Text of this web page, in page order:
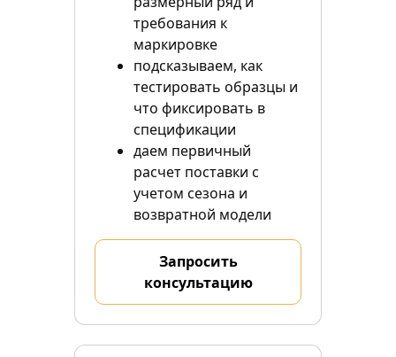
требования к
маркировке
подсказываем, как
тестировать образцы и
что фиксировать в
спецификации
даем первичный
расчет поставки с
учетом сезона и
возвратной модели
Запросить
консультацию